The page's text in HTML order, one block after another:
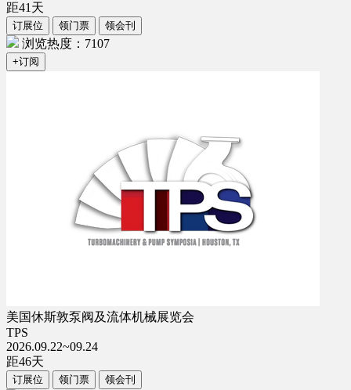
距41 天
订展位 领门票 领会刊
浏览热度：7107
+订阅
美国休斯敦泵阀及流体机械展览会
TPS
2026.09.22~09.24
距46天
订展位 领门票 领会刊